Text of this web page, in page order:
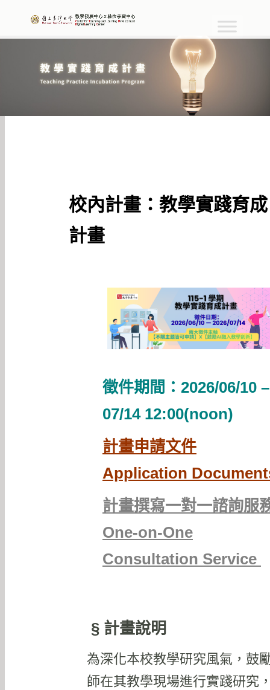
校內計畫：教學實踐育成
計畫
徵件期間：2026/06/10 –
07/14 12:00(noon)
計畫申請文件
Application
計畫撰寫一對一諮詢服
One-on-One
Consultation Service
§ 計畫說明
為深化本校教學研究風氣，鼓
師在其教學現場進行實踐研究